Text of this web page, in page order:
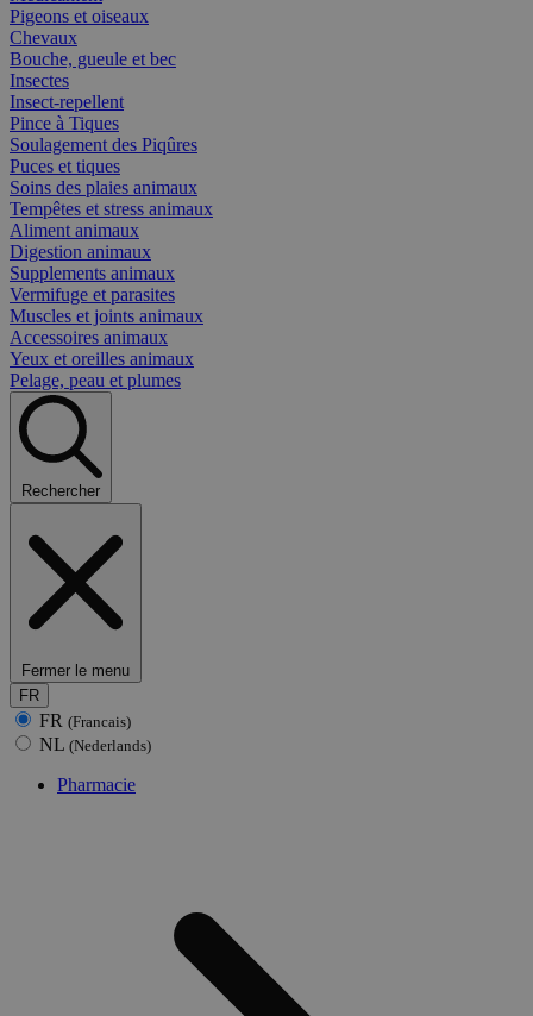
Pigeons et oiseaux
Chevaux
Bouche, gueule et bec
Insectes
Insect-repellent
Pince à Tiques
Soulagement des Piqûres
Puces et tiques
Soins des plaies animaux
Tempêtes et stress animaux
Aliment animaux
Digestion animaux
Supplements animaux
Vermifuge et parasites
Muscles et joints animaux
Accessoires animaux
Yeux et oreilles animaux
Pelage, peau et plumes
Rechercher
Fermer le menu
FR
FR (Francais)
NL (Nederlands)
Pharmacie